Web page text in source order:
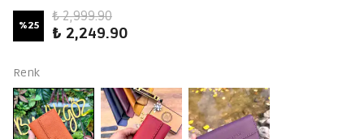
%25
₺ 2,999.90
₺ 2,249.90
Renk